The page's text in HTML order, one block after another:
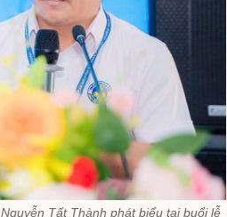
Tất Thành phát biểu tại buổi lễ